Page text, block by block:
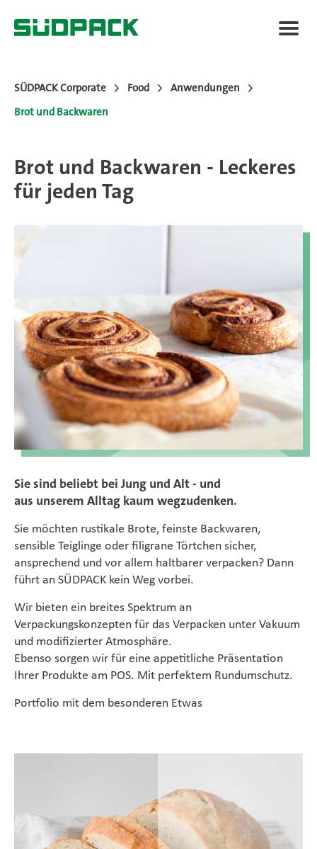
Verpackungslösungen
News
SÜDPACK Gruppe
Food
Medica
Non-Food
Compounds
Nachhaltigkeit
Benötigen Sie Hilfe?
Kontakt
Magazine
SÜDPACK Corporate Food
Anwendungen
Brot und Backwaren
Brot und Backwaren - Leckeres
für jeden Tag
Sie sind beliebt bei Jung und Alt - und
aus unserem Alltag kaum wegzudenken.
Sie möchten rustikale Brote, feinste Backwaren,
sensible Teiglinge oder filigrane Törtchen sicher,
ansprechend und vor allem haltbarer verpacken? Dann
führt an SÜDPACK kein Weg vorbei.
Wir bieten ein breites Spektrum an
Verpackungskonzepten für das Verpacken unter Vakuum
und modifizierter Atmosphäre.
Ebenso sorgen wir für eine appetitliche Präsentation
Ihrer Produkte am POS. Mit perfektem Rundumschutz.
Portfolio mit dem besonderen Etwas